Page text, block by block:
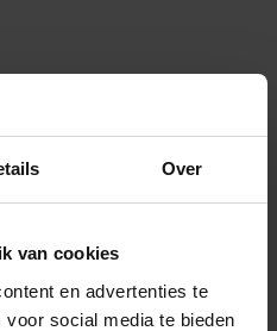
Over
van cookies
en advertenties te
social media te bieden
vanaf €60,=
30 dagen bedenktijd